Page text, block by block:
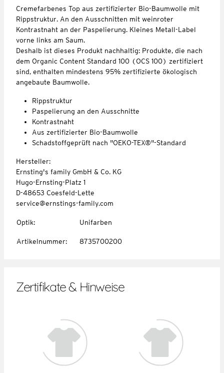
Cremefarbenes Top aus zertifizierter Bio-Baumwolle mit
Rippstruktur. An den Ausschnitten mit weinroter
Kontrastnaht an der Paspelierung. Kleines Metall-Label
vorne links am Saum.
Deshalb ist dieses Produkt nachhaltig: Produkte, die nach
dem Organic Content Standard 100 (OCS 100) zertifiziert
sind, enthalten mindestens 95% zertifizierte ökologisch
angebaute Baumwolle.
Rippstruktur
Paspelierung an den Ausschnitte
Kontrastnaht
Aus zertifizierter Bio-Baumwolle
Schadstoffgeprüft nach "OEKO-TEX®"-Standard
Hersteller:
Ernsting's family GmbH & Co. KG
Hugo-Ernsting-Platz 1
D-48653 Coesfeld-Lette
service@ernstings-family.com
Optik: Unifarben
Artikelnummer: 8735700200
Zertifikate & Hinweise